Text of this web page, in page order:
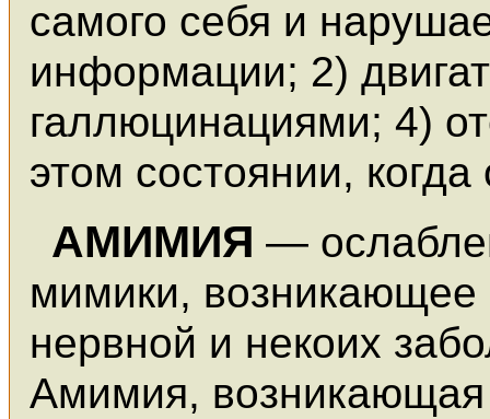
самого себя и
информации; 2)
галлюцинациями; 4)
этом состоянии,
АМИМИЯ—
мимики, возникающее
нервной и некоих
Амимия,